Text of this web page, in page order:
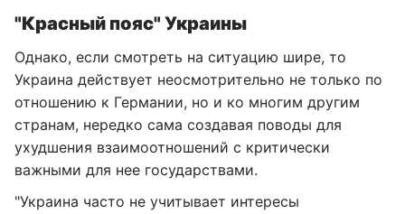
"Красный пояс" Украины
Однако, если смотреть на ситуацию шире, то
Украина действует неосмотрительно не только по
отношению к Германии, но и ко многим другим
странам, нередко сама создавая поводы для
ухудшения взаимоотношений с критически
важными для нее государствами.
"Украина часто не учитывает интересы